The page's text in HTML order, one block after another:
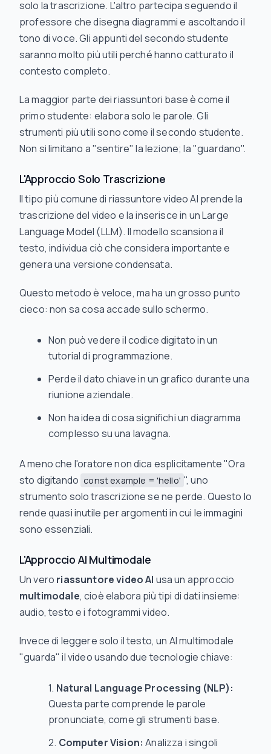
solo la trascrizione. L'altro partecipa seguendo il
professore che disegna diagrammi e ascoltando il
tono di voce. Gli appunti del secondo studente
saranno molto più utili perché hanno catturato il
contesto completo.
La maggior parte dei riassuntori base è come il
primo studente: elabora solo le parole. Gli
strumenti più utili sono come il secondo studente.
Non si limitano a "sentire" la lezione; la "guardano".
L'Approccio Solo Trascrizione
Il tipo più comune di riassuntore video AI prende la
trascrizione del video e la inserisce in un Large
Language Model (LLM). Il modello scansiona il
testo, individua ciò che considera importante e
genera una versione condensata.
Questo metodo è veloce, ma ha un grosso punto
cieco: non sa cosa accade sullo schermo.
Non può vedere il codice digitato in un
tutorial di programmazione.
Perde il dato chiave in un grafico durante una
riunione aziendale.
Non ha idea di cosa significhi un diagramma
complesso su una lavagna.
A meno che l'oratore non dica esplicitamente "Ora
sto digitando const example = 'hello' ", uno
strumento solo trascrizione se ne perde. Questo lo
rende quasi inutile per argomenti in cui le immagini
sono essenziali.
L'Approccio AI Multimodale
Un vero riassuntore video AI usa un approccio
multimodale, cioè elabora più tipi di dati insieme:
audio, testo e i fotogrammi video.
Invece di leggere solo il testo, un AI multimodale
"guarda" il video usando due tecnologie chiave:
Natural Language Processing (NLP):
Questa parte comprende le parole
pronunciate, come gli strumenti base.
Computer Vision: Analizza i singoli